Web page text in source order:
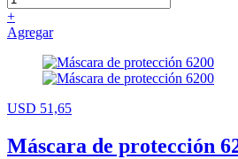
+
Agregar
USD 51,65
Máscara de protección